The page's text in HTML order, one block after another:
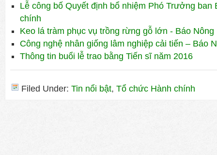
Lễ công bố Quyết định bổ nhiệm Phó Trưởng ban
chính
Keo lá tràm phục vụ trồng rừng gỗ lớn - Báo Nông
Công nghệ nhân giống lâm nghiệp cải tiến – Báo
Thông tin buổi lễ trao bằng Tiến sĩ năm 2016
Filed Under: Tin nổi bật, Tổ chức Hành chính